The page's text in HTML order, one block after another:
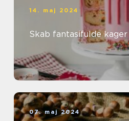
14. maj 2024
Skab fantasifulde
07. maj 2024